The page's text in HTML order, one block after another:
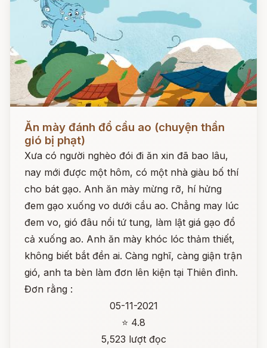
Đọc ngay
Ăn mày đánh đổ cầu ao (chuyện thần
gió bị phạt)
Xưa có người nghèo đói đi ăn xin đã bao lâu,
nay mới được một hôm, có một nhà giàu bố thí
cho bát gạo. Anh ăn mày mừng rỡ, hí hửng
đem gạo xuống vo dưới cầu ao. Chẳng may lúc
đem vo, gió đâu nổi tứ tung, làm lật giá gạo đổ
cả xuống ao. Anh ăn mày khóc lóc thảm thiết,
không biết bắt đền ai. Càng nghĩ, càng giận trận
gió, anh ta bèn làm đơn lên kiện tại Thiên đình.
Đơn rằng :
05-11-2021
⭐ 4.8
5,523 lượt đọc